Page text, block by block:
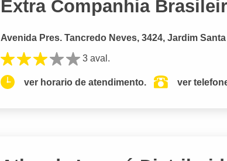
Extra Companhia
Avenida Pres. Tancredo Neves, 3424, Jardim
3 aval.
ver horario de atendimento. ver